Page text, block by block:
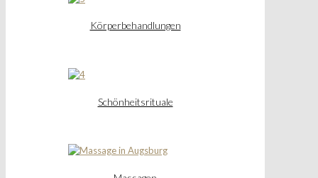
Körperbehandlungen
Schönheitsrituale